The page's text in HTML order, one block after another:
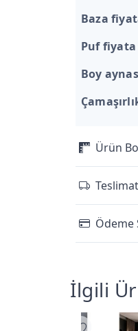
Baza
Puf
Boy
Ürün
Teslimat
Ödeme
İlgili